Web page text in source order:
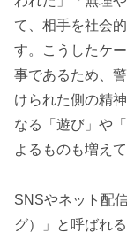
て、相手を社会
す。こうしたケ
事であるため、
けられた側の精
なる「遊び」や
よるものも増えて
SNSやネット配
グ）」と呼ばれ